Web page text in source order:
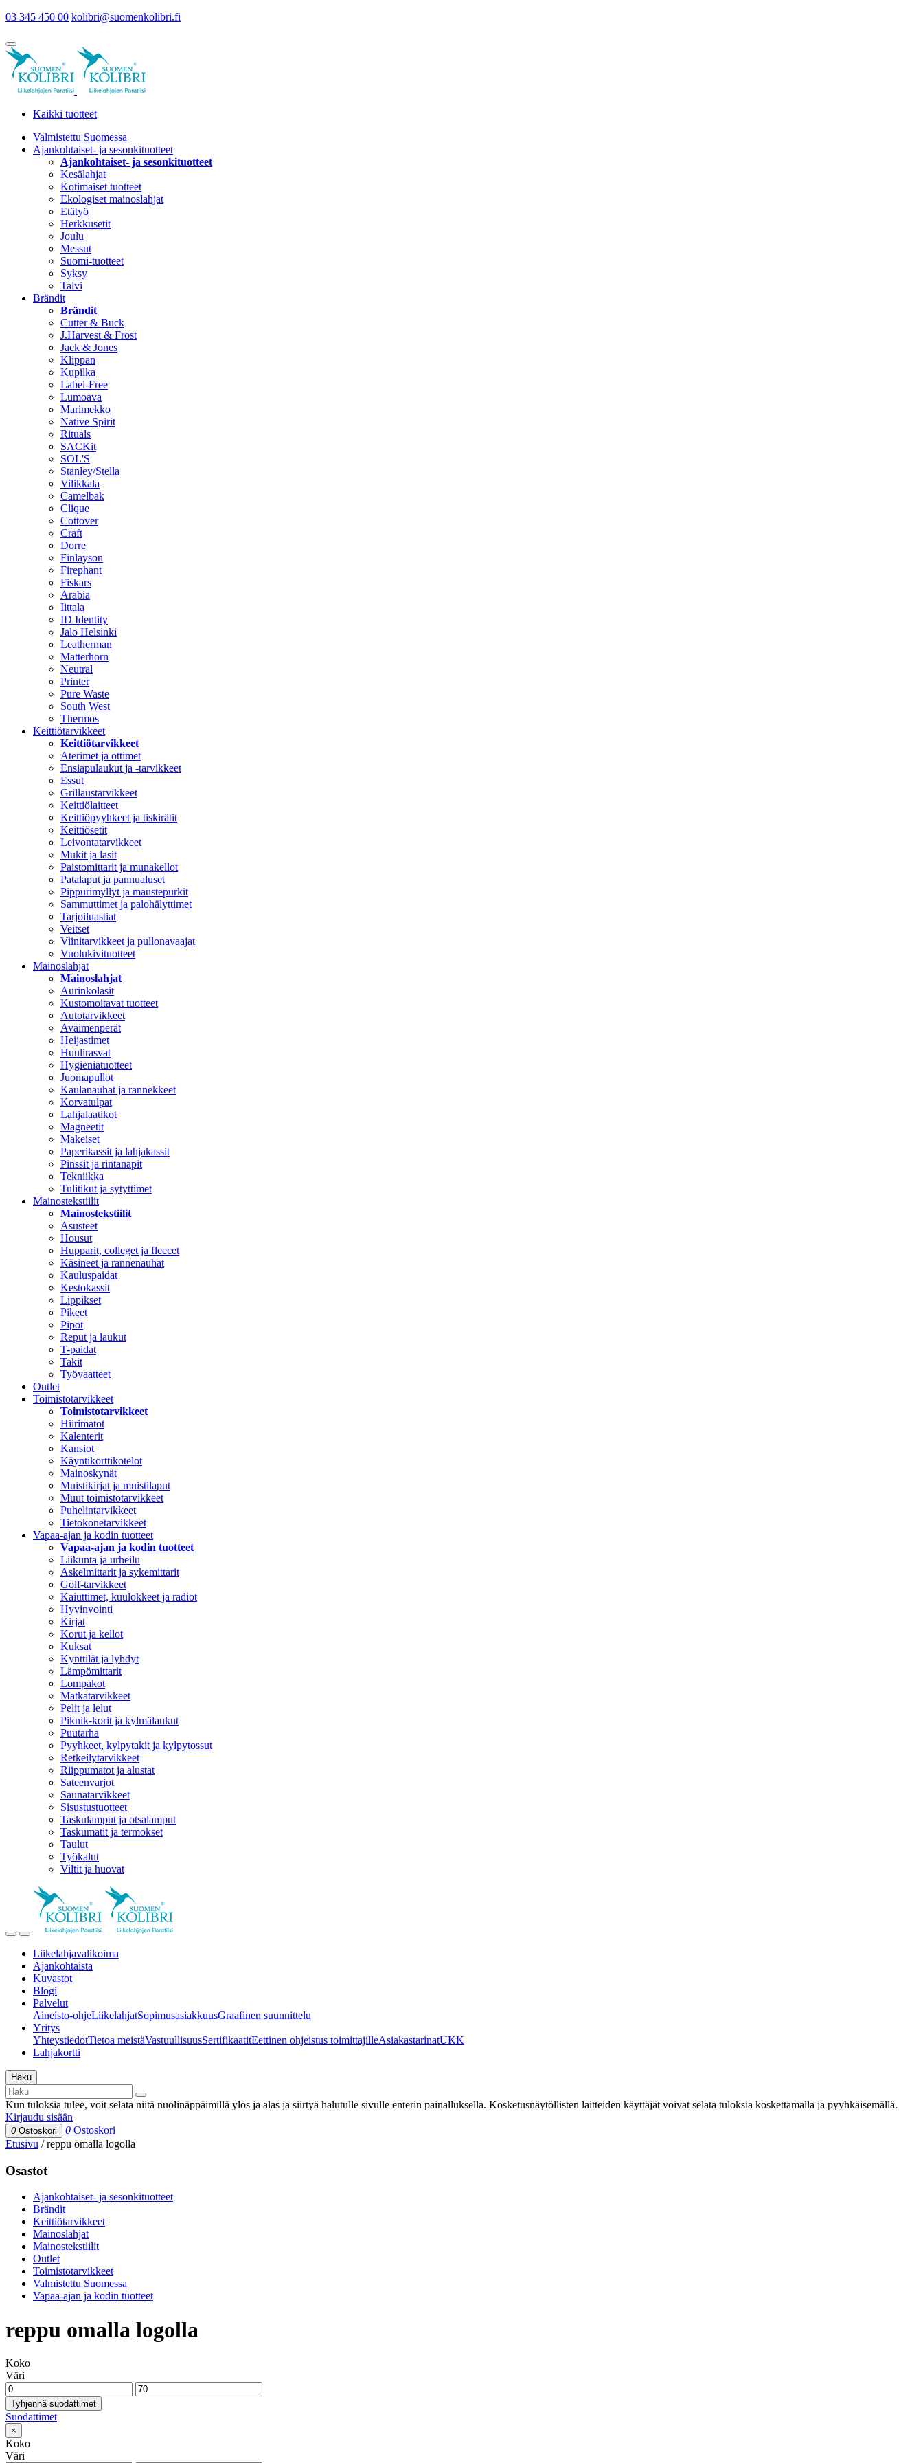
03 345 450 00 kolibri@suomenkolibri.fi
Kaikki tuotteet
Valmistettu Suomessa
Ajankohtaiset- ja sesonkituotteet
Ajankohtaiset- ja sesonkituotteet
Kesälahjat
Kotimaiset tuotteet
Ekologiset mainoslahjat
Etätyö
Herkkusetit
Joulu
Messut
Suomi-tuotteet
Syksy
Talvi
Brändit
Brändit
Cutter & Buck
J.Harvest & Frost
Jack & Jones
Klippan
Kupilka
Label-Free
Lumoava
Marimekko
Native Spirit
Rituals
SACKit
SOL'S
Stanley/Stella
Vilikkala
Camelbak
Clique
Cottover
Craft
Dorre
Finlayson
Firephant
Fiskars
Arabia
Iittala
ID Identity
Jalo Helsinki
Leatherman
Matterhorn
Neutral
Printer
Pure Waste
South West
Thermos
Keittiötarvikkeet
Keittiötarvikkeet
Aterimet ja ottimet
Ensiapulaukut ja -tarvikkeet
Essut
Grillaustarvikkeet
Keittiölaitteet
Keittiöpyyhkeet ja tiskirätit
Keittiösetit
Leivontatarvikkeet
Mukit ja lasit
Paistomittarit ja munakellot
Patalaput ja pannualuset
Pippurimyllyt ja maustepurkit
Sammuttimet ja palohälyttimet
Tarjoiluastiat
Veitset
Viinitarvikkeet ja pullonavaajat
Vuolukivituotteet
Mainoslahjat
Mainoslahjat
Aurinkolasit
Kustomoitavat tuotteet
Autotarvikkeet
Avaimenperät
Heijastimet
Huulirasvat
Hygieniatuotteet
Juomapullot
Kaulanauhat ja rannekkeet
Korvatulpat
Lahjalaatikot
Magneetit
Makeiset
Paperikassit ja lahjakassit
Pinssit ja rintanapit
Tekniikka
Tulitikut ja sytyttimet
Mainostekstiilit
Mainostekstiilit
Asusteet
Housut
Hupparit, colleget ja fleecet
Käsineet ja rannenauhat
Kauluspaidat
Kestokassit
Lippikset
Pikeet
Pipot
Reput ja laukut
T-paidat
Takit
Työvaatteet
Outlet
Toimistotarvikkeet
Toimistotarvikkeet
Hiirimatot
Kalenterit
Kansiot
Käyntikorttikotelot
Mainoskynät
Muistikirjat ja muistilaput
Muut toimistotarvikkeet
Puhelintarvikkeet
Tietokonetarvikkeet
Vapaa-ajan ja kodin tuotteet
Vapaa-ajan ja kodin tuotteet
Liikunta ja urheilu
Askelmittarit ja sykemittarit
Golf-tarvikkeet
Kaiuttimet, kuulokkeet ja radiot
Hyvinvointi
Kirjat
Korut ja kellot
Kuksat
Kynttilät ja lyhdyt
Lämpömittarit
Lompakot
Matkatarvikkeet
Pelit ja lelut
Piknik-korit ja kylmälaukut
Puutarha
Pyyhkeet, kylpytakit ja kylpytossut
Retkeilytarvikkeet
Riippumatot ja alustat
Sateenvarjot
Saunatarvikkeet
Sisustustuotteet
Taskulamput ja otsalamput
Taskumatit ja termokset
Taulut
Työkalut
Viltit ja huovat
Liikelahjavalikoima
Ajankohtaista
Kuvastot
Blogi
Palvelut
Aineisto-ohjeLiikelahjatSopimusasiakkuusGraafinen suunnittelu
Yritys
YhteystiedotTietoa meistäVastuullisuusSertifikaatitEettinen ohjeistus toimittajilleAsiakastarinatUKK
Lahjakortti
Haku
Kun tuloksia tulee, voit selata niitä nuolinäppäimillä ylös ja alas ja siirtyä halutulle sivulle enterin painalluksella. Kosketusnäytöllisten laitteiden käyttäjät voivat selata tuloksia koskettamalla ja pyyhkäisemällä.
Kirjaudu sisään
0 Ostoskori 0 Ostoskori
Etusivu /reppu omalla logolla
Osastot
Ajankohtaiset- ja sesonkituotteet
Brändit
Keittiötarvikkeet
Mainoslahjat
Mainostekstiilit
Outlet
Toimistotarvikkeet
Valmistettu Suomessa
Vapaa-ajan ja kodin tuotteet
reppu omalla logolla
Koko
Väri
Tyhjennä suodattimet
Suodattimet
×
Koko
Väri